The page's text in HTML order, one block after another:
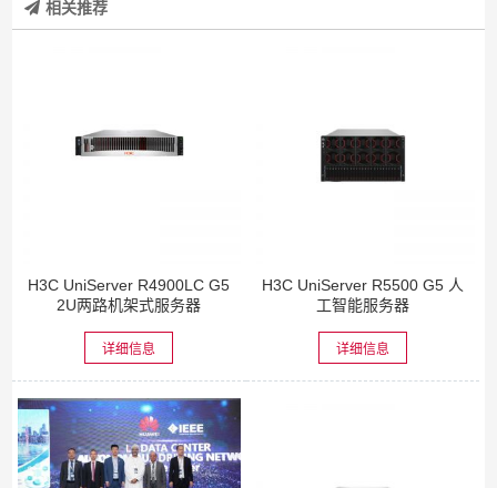
相关推荐
H3C UniServer R4900LC G5
2U两路机架式服务器
详细信息
H3C UniServer R5500 G5 人
工智能服务器
详细信息